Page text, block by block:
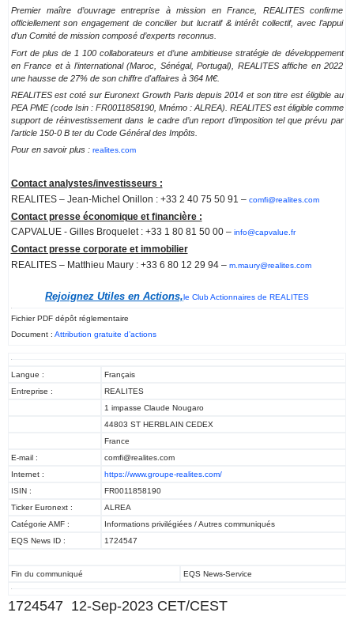
Premier maître d’ouvrage entreprise à mission en France, REALITES confirme
officiellement son engagement de concilier but lucratif & intérêt collectif, avec l’appui
d’un Comité de mission composé d’experts reconnus.
Fort de plus de 1 100 collaborateurs et d’une ambitieuse stratégie de développement
en France et à l’international (Maroc, Sénégal, Portugal), REALITES affiche en 2022
une hausse de 27% de son chiffre d'affaires à 364 M€.
REALITES est coté sur Euronext Growth Paris depuis 2014 et son titre est éligible au
PEA PME (code Isin : FR0011858190, Mnémo : ALREA). REALITES est éligible comme
support de réinvestissement dans le cadre d’un report d’imposition tel que prévu par
l’article 150-0 B ter du Code Général des Impôts.
Pour en savoir plus : realites.com
Contact analystes/investisseurs :
REALITES – Jean-Michel Onillon : +33 2 40 75 50 91 – comfi@realites.com
Contact presse économique et financière :
CAPVALUE - Gilles Broquelet : +33 1 80 81 50 00 – info@capvalue.fr
Contact presse corporate et immobilier
REALITES – Matthieu Maury : +33 6 80 12 29 94 – m.maury@realites.com
Rejoignez Utiles en Actions,le Club Actionnaires de REALITES
Fichier PDF dépôt réglementaire
Document : Attribution gratuite d’actions
Langue :
Français
Entreprise :
REALITES
1 impasse Claude Nougaro
44803 ST HERBLAIN CEDEX
France
E-mail :
comfi@realites.com
Internet :
https://www.groupe-realites.com/
ISIN :
FR0011858190
Ticker Euronext :
ALREA
Catégorie AMF :
Informations privilégiées / Autres communiqués
EQS News ID :
1724547
Fin du communiqué EQS News-Service
1724547 12-Sep-2023 CET/CEST